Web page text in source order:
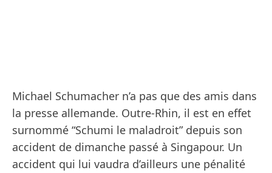
Michael Schumacher n’a pas que des amis dans
la presse allemande. Outre-Rhin, il est en effet
surnommé “Schumi le maladroit” depuis son
accident de dimanche passé à Singapour. Un
accident qui lui vaudra d’ailleurs une pénalité